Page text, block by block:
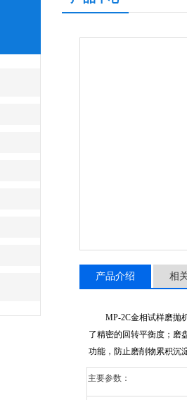
产品介绍 相
MP-2C金相试样磨抛
了精密的回转平衡度；磨
功能，防止磨削物累积沉
主要参数：